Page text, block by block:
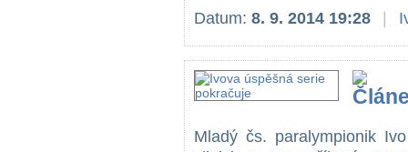
Datum: 8. 9. 2014 19:28
Mladý čs. paralympionik